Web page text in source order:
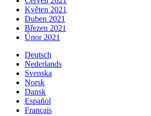
Květen 2021
Duben 2021
Březen 2021
Únor 2021
Deutsch
Nederlands
Svenska
Norsk
Dansk
Español
Français